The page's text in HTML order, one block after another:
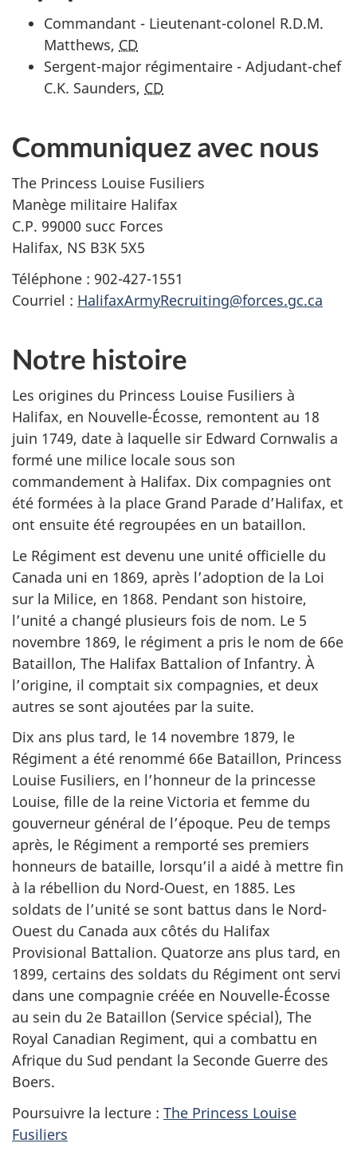
Commandant - Lieutenant-colonel R.D.M.
Matthews, CD
Sergent-major régimentaire - Adjudant-chef
C.K. Saunders, CD
Communiquez avec nous
The Princess Louise Fusiliers
Manège militaire Halifax
C.P. 99000 succ Forces
Halifax, NS B3K 5X5
Téléphone : 902-427-1551
Courriel : HalifaxArmyRecruiting@forces.gc.ca
Notre histoire
Les origines du Princess Louise Fusiliers à
Halifax, en Nouvelle-Écosse, remontent au 18
juin 1749, date à laquelle sir Edward Cornwalis a
formé une milice locale sous son
commandement à Halifax. Dix compagnies ont
été formées à la place Grand Parade d’Halifax, et
ont ensuite été regroupées en un bataillon.
Le Régiment est devenu une unité officielle du
Canada uni en 1869, après l’adoption de la Loi
sur la Milice, en 1868. Pendant son histoire,
l’unité a changé plusieurs fois de nom. Le 5
novembre 1869, le régiment a pris le nom de 66e
Bataillon, The Halifax Battalion of Infantry. À
l’origine, il comptait six compagnies, et deux
autres se sont ajoutées par la suite.
Dix ans plus tard, le 14 novembre 1879, le
Régiment a été renommé 66e Bataillon, Princess
Louise Fusiliers, en l’honneur de la princesse
Louise, fille de la reine Victoria et femme du
gouverneur général de l’époque. Peu de temps
après, le Régiment a remporté ses premiers
honneurs de bataille, lorsqu’il a aidé à mettre fin
à la rébellion du Nord-Ouest, en 1885. Les
soldats de l’unité se sont battus dans le Nord-
Ouest du Canada aux côtés du Halifax
Provisional Battalion. Quatorze ans plus tard, en
1899, certains des soldats du Régiment ont servi
dans une compagnie créée en Nouvelle-Écosse
au sein du 2e Bataillon (Service spécial), The
Royal Canadian Regiment, qui a combattu en
Afrique du Sud pendant la Seconde Guerre des
Boers.
Poursuivre la lecture : The Princess Louise
Fusiliers